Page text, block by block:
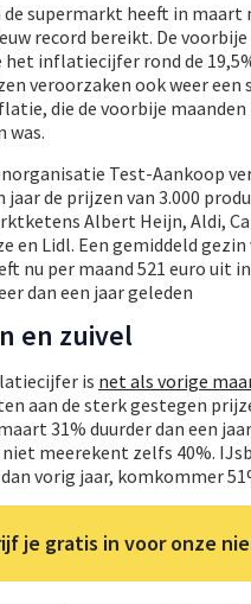
supermarkt heeft in maart
record bereikt. De
inflatiecijfer rond de
veroorzaken ook weer een
die de voorbije
was.
Test-Aankoop
jaar de prijzen van 3.000
Albert Heijn, Aldi,
en Lidl. Een gemiddeld gezin
nu per maand 521 euro uit
dan een jaar geleden
en zuivel
is net als vorige
aan de sterk gestegen
31% duurder dan een
meerekent zelfs 40%.
vorig jaar, komkommer
je gratis in voor onze